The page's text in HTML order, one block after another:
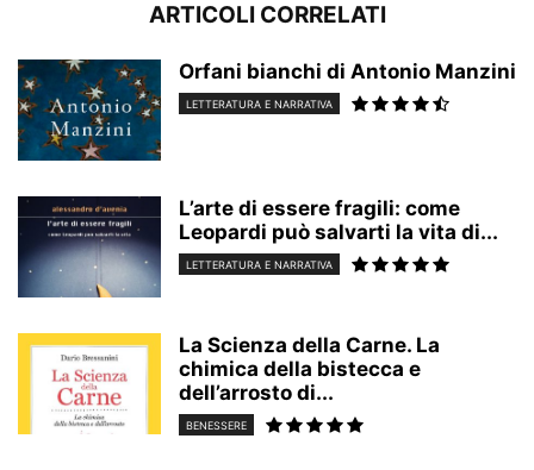
ARTICOLI CORRELATI
Orfani bianchi di Antonio Manzini
LETTERATURA E NARRATIVA
L’arte di essere fragili: come
Leopardi può salvarti la vita di...
LETTERATURA E NARRATIVA
La Scienza della Carne. La
chimica della bistecca e
dell’arrosto di...
BENESSERE